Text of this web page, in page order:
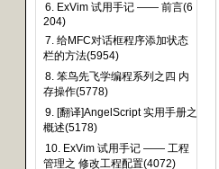
6. ExVim 试用手记 —— 前言(6
204)
7. 给MFC对话框程序添加状态
栏的方法(5954)
8. 笨鸟先飞学编程系列之四 内
存操作(5778)
9. [翻译]AngelScript 实用手册之
概述(5178)
10. ExVim 试用手记 —— 工程
管理之 修改工程配置(4072)